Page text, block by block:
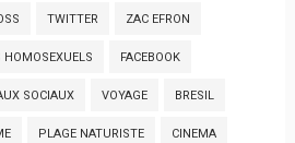
TWITTER ZAC EFRON
HOMOSEXUELS FACEBOOK
SOCIAUX VOYAGE BRESIL
PLAGE NATURISTE CINEMA